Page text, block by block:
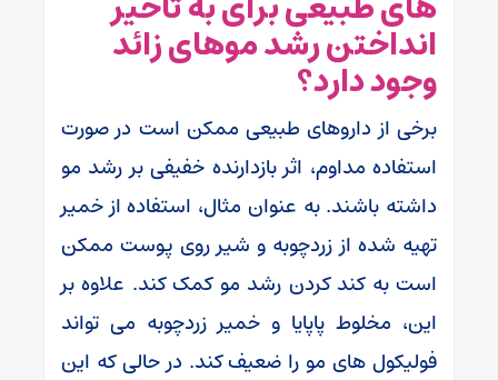
انداختن رشد موهای زائد
وجود دارد؟
برخی از داروهای طبیعی ممکن است در صورت
استفاده مداوم، اثر بازدارنده خفیفی بر رشد مو
داشته باشند. به عنوان مثال، استفاده از خمیر
تهیه شده از زردچوبه و شیر روی پوست ممکن
است به کند کردن رشد مو کمک کند. علاوه بر
این، مخلوط پاپایا و خمیر زردچوبه می تواند
فولیکول های مو را ضعیف کند. در حالی که این